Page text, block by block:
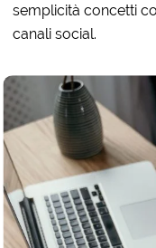
semplicità concetti
canali social.